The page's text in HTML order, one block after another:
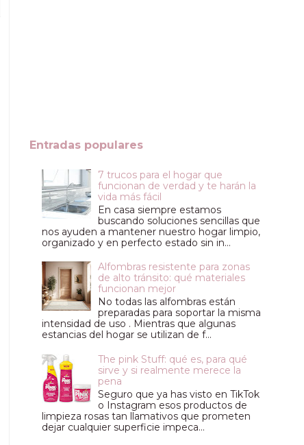
Entradas populares
7 trucos para el hogar que
funcionan de verdad y te harán la
vida más fácil
En casa siempre estamos
buscando soluciones sencillas que
nos ayuden a mantener nuestro hogar limpio,
organizado y en perfecto estado sin in...
Alfombras resistente para zonas
de alto tránsito: qué materiales
funcionan mejor
No todas las alfombras están
preparadas para soportar la misma
intensidad de uso . Mientras que algunas
estancias del hogar se utilizan de f...
The pink Stuff: qué es, para qué
sirve y si realmente merece la
pena
Seguro que ya has visto en TikTok
o Instagram esos productos de
limpieza rosas tan llamativos que prometen
dejar cualquier superficie impeca...